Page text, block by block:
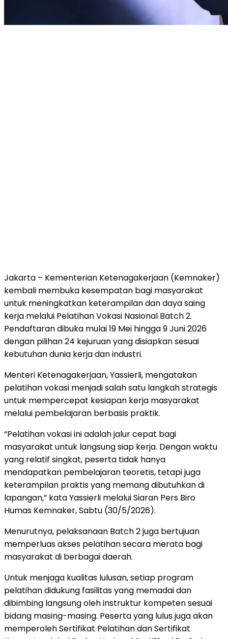
Jakarta – Kementerian Ketenagakerjaan (Kemnaker)
kembali membuka kesempatan bagi masyarakat
untuk meningkatkan keterampilan dan daya saing
kerja melalui Pelatihan Vokasi Nasional Batch 2.
Pendaftaran dibuka mulai 19 Mei hingga 9 Juni 2026
dengan pilihan 24 kejuruan yang disiapkan sesuai
kebutuhan dunia kerja dan industri.
Menteri Ketenagakerjaan, Yassierli, mengatakan
pelatihan vokasi menjadi salah satu langkah strategis
untuk mempercepat kesiapan kerja masyarakat
melalui pembelajaran berbasis praktik.
“Pelatihan vokasi ini adalah jalur cepat bagi
masyarakat untuk langsung siap kerja. Dengan waktu
yang relatif singkat, peserta tidak hanya
mendapatkan pembelajaran teoretis, tetapi juga
keterampilan praktis yang memang dibutuhkan di
lapangan,” kata Yassierli melalui Siaran Pers Biro
Humas Kemnaker, Sabtu (30/5/2026).
Menurutnya, pelaksanaan Batch 2 juga bertujuan
memperluas akses pelatihan secara merata bagi
masyarakat di berbagai daerah.
Untuk menjaga kualitas lulusan, setiap program
pelatihan didukung fasilitas yang memadai dan
dibimbing langsung oleh instruktur kompeten sesuai
bidang masing-masing. Peserta yang lulus juga akan
memperoleh Sertifikat Pelatihan dan Sertifikat